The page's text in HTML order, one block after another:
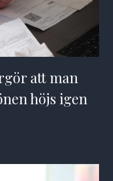
att man
höjs igen